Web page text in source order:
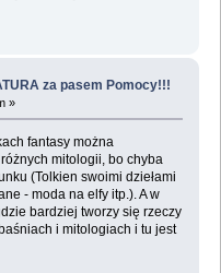
za pasem Pomocy!!!
»
fantasy można
mitologii, bo chyba
(Tolkien swoimi dziełami
- moda na elfy itp.). A w
bardziej tworzy się rzeczy
i mitologiach i tu jest